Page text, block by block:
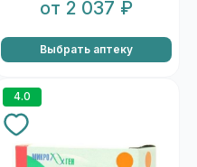
от 2 037 ₽
Выбрать аптеку
4.0